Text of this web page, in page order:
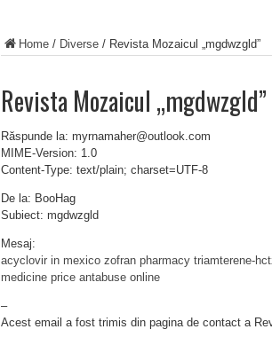
Home / Diverse / Revista Mozaicul „mgdwzgld”
Revista Mozaicul „mgdwzgld”
Răspunde la: myrnamaher@outlook.com
MIME-Version: 1.0
Content-Type: text/plain; charset=UTF-8
De la: BooHag
Subiect: mgdwzgld
Mesaj:
acyclovir in mexico zofran pharmacy triamterene-
medicine price antabuse online
–
Acest email a fost trimis din pagina de contact a